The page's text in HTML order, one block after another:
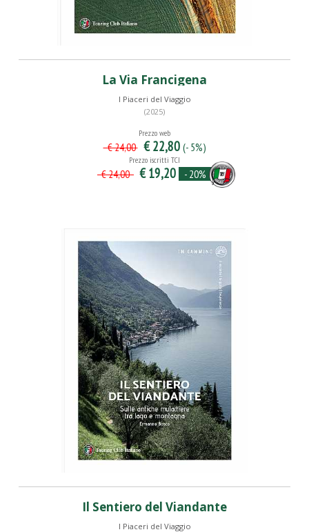
La Via Francigena
I Piaceri del Viaggio
(2025)
Prezzo web
€ 24,00 € 22,80 (- 5%)
Prezzo iscritti TCI
€ 24,00 € 19,20 - 20%
Il Sentiero del Viandante
I Piaceri del Viaggio